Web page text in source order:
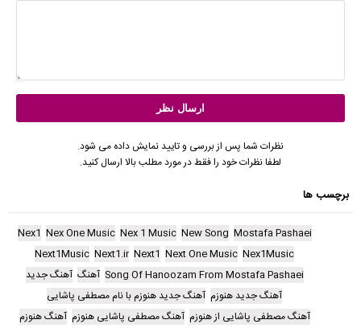
نظرات شما پس از بررسی و تایید نمایش داده می شود.
لطفا نظرات خود را فقط در مورد مطلب بالا ارسال کنید.
برچسب ها
Mostafa Pashaei
New Song
Nex 1 Music
Nex One Music
Nex1
Nex1Music
Next One Music
Next1
Next1.ir
Next1Music
Song Of Hanoozam From Mostafa Pashaei آهنگ آهنگ جدید
آهنگ جدید هنوزم آهنگ جدید هنوزم با نام مصطفی پاشایی
آهنگ مصطفی پاشایی از هنوزم آهنگ مصطفی پاشایی هنوزم آهنگ هنوزم